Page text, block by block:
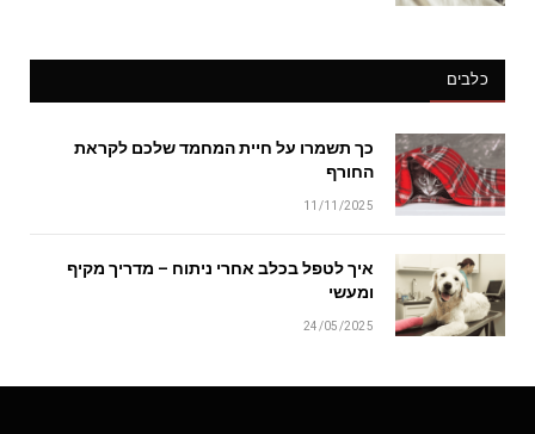
כלבים
כך תשמרו על חיית המחמד שלכם לקראת
החורף
11/11/2025
איך לטפל בכלב אחרי ניתוח – מדריך מקיף
ומעשי
24/05/2025